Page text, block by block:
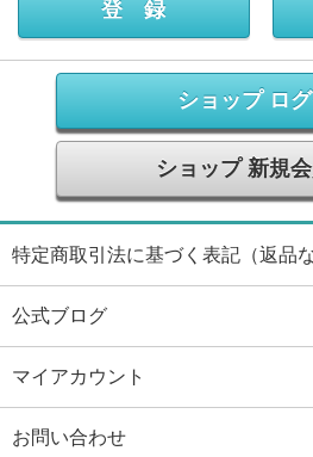
ショップ ロ
ショップ 新規
特定商取引法に基づく表記（返品な
公式ブログ
マイアカウント
お問い合わせ